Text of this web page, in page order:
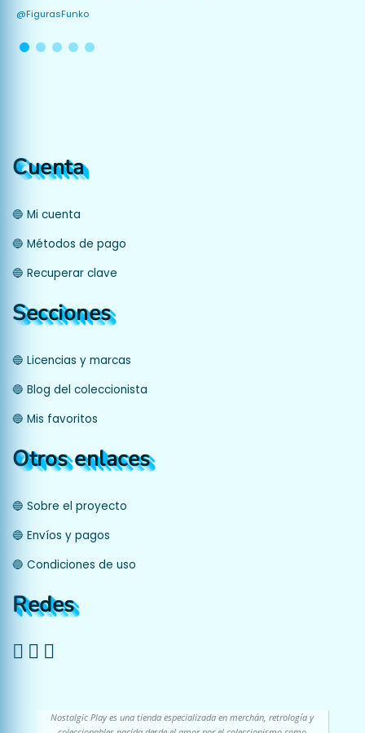
@FigurasFunko
Cuenta
🔵 Mi cuenta
🔵 Métodos de pago
🔵 Recuperar clave
Secciones
🔵 Licencias y marcas
🔵 Blog del coleccionista
🔵 Mis favoritos
Otros enlaces
🔵 Sobre el proyecto
🔵 Envíos y pagos
🔵 Condiciones de uso
Redes
Nostalgic Play es una tienda especializada en merchán, retrología y